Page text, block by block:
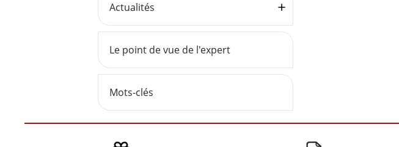
Actualités
Le point de vue de l'expert
Mots-clés